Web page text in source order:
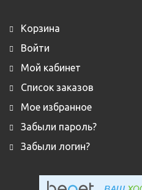
Корзина
Войти
Мой кабинет
Список заказов
Мое избранное
Забыли пароль?
Забыли логин?